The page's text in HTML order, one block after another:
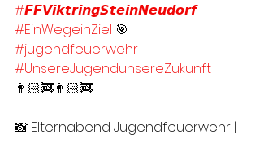
#𝙁𝙁𝙑𝙞𝙠𝙩𝙧𝙞𝙣𝙜𝙎𝙩𝙚𝙞𝙣𝙉𝙚𝙪𝙙𝙤𝙧𝙛
#EinWegeinZiel 🎯
#jugendfeuerwehr
#UnsereJugendunsereZukunft
👩🏻‍🚒👨🏻‍🚒
📸 Elternabend Jugendfeuerwehr |